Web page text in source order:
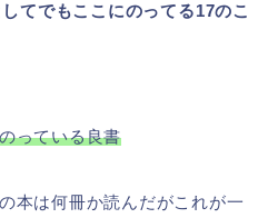
てでもここにのってる17のこ
っている良書
本は何冊か読んだがこれが一